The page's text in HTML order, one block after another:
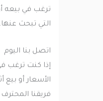
ترغب في بيعه أو
التي تبحث عنها.
اتصل بنا اليوم
إذا كنت ترغب في
الأسعار أو بيع
فريقنا المحترف